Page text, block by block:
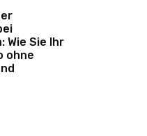
Wie Sie Ihr
ohne